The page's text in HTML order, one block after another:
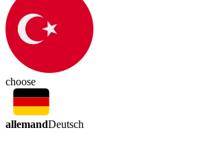
choose
allemandDeutsch